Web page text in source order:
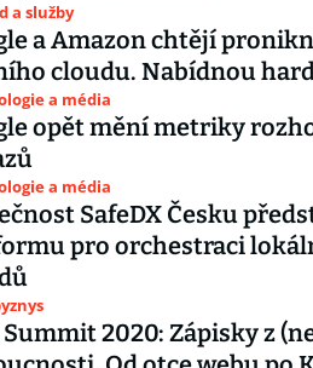
a služby
a Amazon chtějí
cloudu. Nabídnou
a média
opět mění metriky
a média
SafeDX Česku
pro orchestraci
Summit 2020: Zápisky z